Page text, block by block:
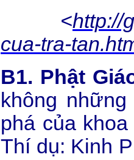
<http://
cua-tra-
B1. Phật
không
phá của
Thí dụ: Kinh